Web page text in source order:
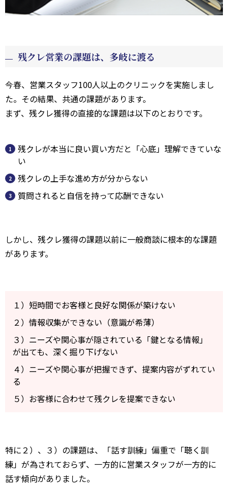
残クレ営業の課題は、多岐に渡る
今春、営業スタッフ100人以上のクリニックを実施しまし
た。その結果、共通の課題があります。
まず、残クレ獲得の直接的な課題は以下のとおりです。
残クレが本当に良い買い方だと「心底」理解できていな
い
残クレの上手な進め方が分からない
質問されると自信を持って応酬できない
しかし、残クレ獲得の課題以前に一般商談に根本的な課題
があります。
１）短時間でお客様と良好な関係が築けない
２）情報収集ができない（意識が希薄）
３）ニーズや関心事が隠されている「鍵となる情報」
が出ても、深く掘り下げない
４）ニーズや関心事が把握できず、提案内容がずれてい
る
５）お客様に合わせて残クレを提案できない
特に２）、３）の課題は、「話す訓練」偏重で「聴く訓
練」が為されておらず、一方的に営業スタッフが一方的に
話す傾向がありました。